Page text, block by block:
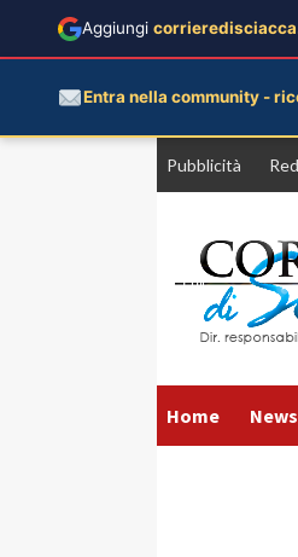
Pubblicità
Home News
Aggiungi
Entra nella community -